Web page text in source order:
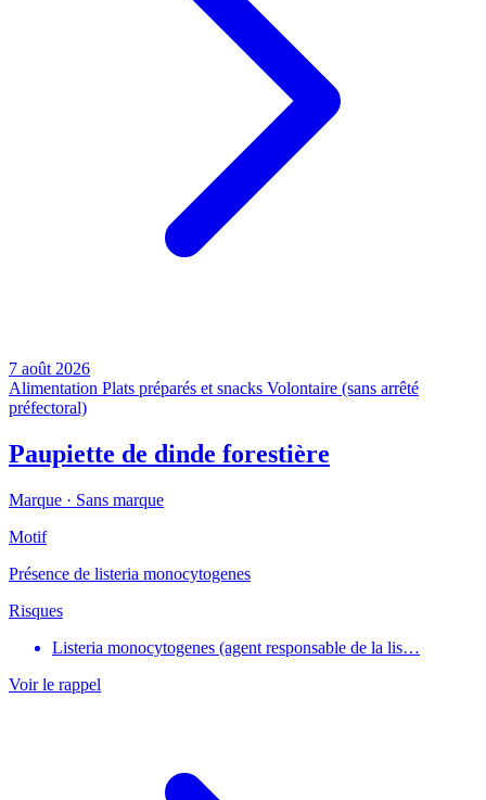
7 août 2026
Alimentation Plats préparés et snacks Volontaire (sans arrêté
préfectoral)
Paupiette de dinde forestière
Marque · Sans marque
Motif
Présence de listeria monocytogenes
Risques
Listeria monocytogenes (agent responsable de la lis…
Voir le rappel